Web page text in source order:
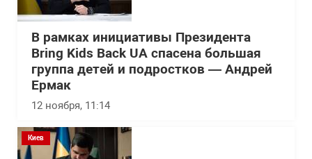
В рамках инициативы Президента
Bring Kids Back UA спасена большая
группа детей и подростков — Андрей
Ермак
12 ноября, 11:14
Киев